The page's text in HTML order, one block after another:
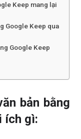
Keep mang lại
Google Keep qua
Google Keep
bản bằng
ích gì: